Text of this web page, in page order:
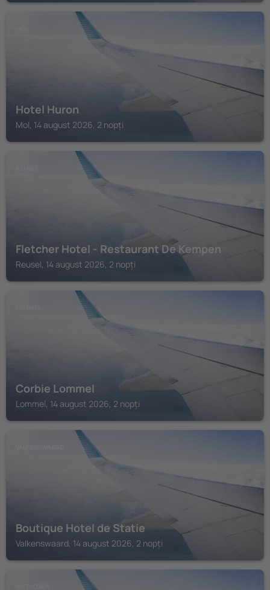
Hotel Huron
Mol, 14 august 2026, 2 nopți
Fletcher Hotel - Restaurant De Kempen
Reusel, 14 august 2026, 2 nopți
Corbie Lommel
Lommel, 14 august 2026, 2 nopți
Boutique Hotel de Statie
Valkenswaard, 14 august 2026, 2 nopți